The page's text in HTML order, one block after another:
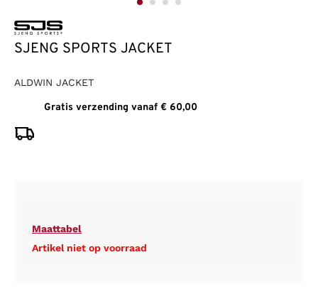
SJENG SPORTS JACKET
ALDWIN JACKET
Gratis verzending vanaf € 60,00
Maattabel
Artikel niet op voorraad